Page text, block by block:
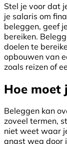
Stel je voor dat
je salaris om
beleggen, geef
bereiken.
doelen te
opbouwen van
zoals reizen of
Hoe moet
Beleggen kan
zoveel termen,
niet weet waar
angst weg door